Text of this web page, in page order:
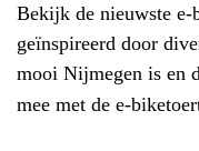
Bekijk de nieuwste e-
geïnspireerd door
mooi Nijmegen is en
mee met de e-